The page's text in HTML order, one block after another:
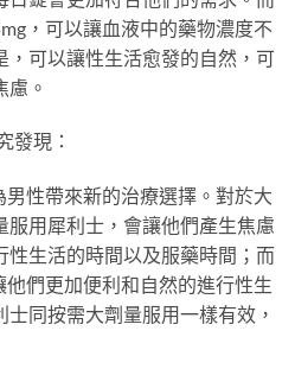
，可以讓血液中的藥物濃度不
，可以讓性生活愈發的自然，可
慮。
發現：
性帶來新的治療選擇。對於大
用犀利士，會讓他們產生焦慮
性生活的時間以及服藥時間；而
們更加便利和自然的進行性生
同按需大劑量服用一樣有效，